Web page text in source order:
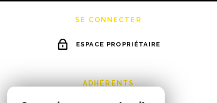
SE CONNECTER
ESPACE PROPRIÉTAIRE
ADHÉRENTS